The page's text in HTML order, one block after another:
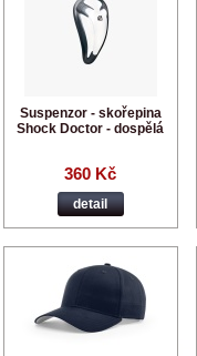
Suspenzor - skořepina
Shock Doctor - dospělá
360 Kč
detail